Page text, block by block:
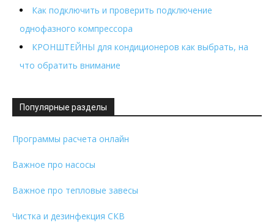
Как подключить и проверить подключение
однофазного компрессора
КРОНШТЕЙНЫ для кондиционеров как выбрать, на
что обратить внимание
Популярные разделы
Программы расчета онлайн
Важное про насосы
Важное про тепловые завесы
Чистка и дезинфекция СКВ